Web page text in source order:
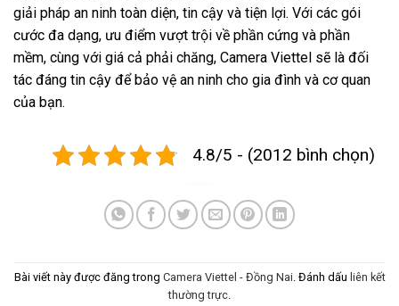
giải pháp an ninh toàn diện, tin cậy và tiện lợi. Với các gói
cước đa dạng, ưu điểm vượt trội về phần cứng và phần
mềm, cùng với giá cả phải chăng, Camera Viettel sẽ là đối
tác đáng tin cậy để bảo vệ an ninh cho gia đình và cơ quan
của bạn.
4.8/5 - (2012 bình chọn)
Bài viết này được đăng trong Camera Viettel - Đồng Nai. Đánh dấu liên kết
thường trực.